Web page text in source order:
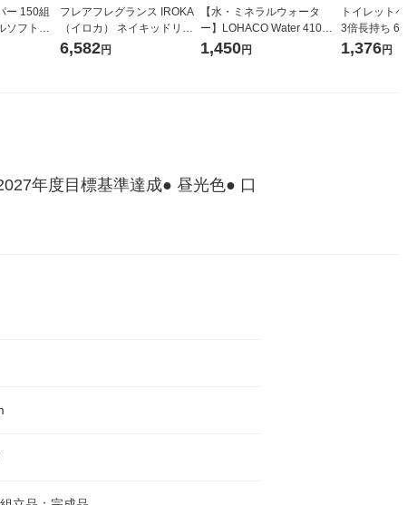
ー 150組
ソフトパ
ィオナ オ
フレアフレグランス IROKA
（イロカ） ネイキッドリリ
ーの香り 柔軟剤 詰め替え 超
6,582円
【水・ミネラルウォータ
ー】LOHACO Water 410ml
1箱（20本入）ラベルレス
1,450円
トイレットペ
3倍長持ち 6ロール
紙配合 スコッ
1,376円
年度目標基準達成● 昼光色● 口